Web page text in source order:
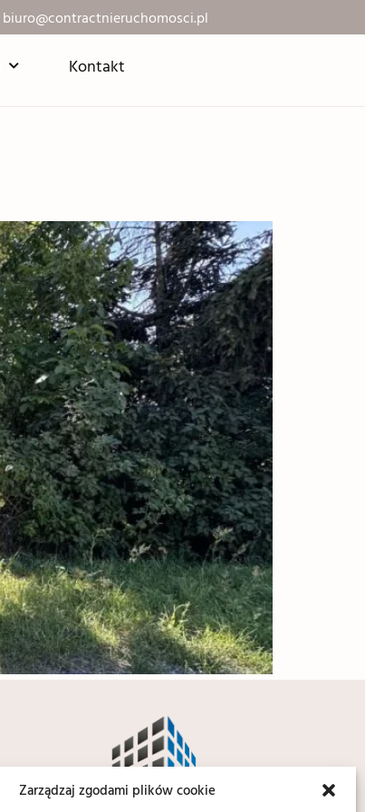
Zarządzaj zgodami plików cookie
biuro@contractnieruchomosci.pl
Kontakt